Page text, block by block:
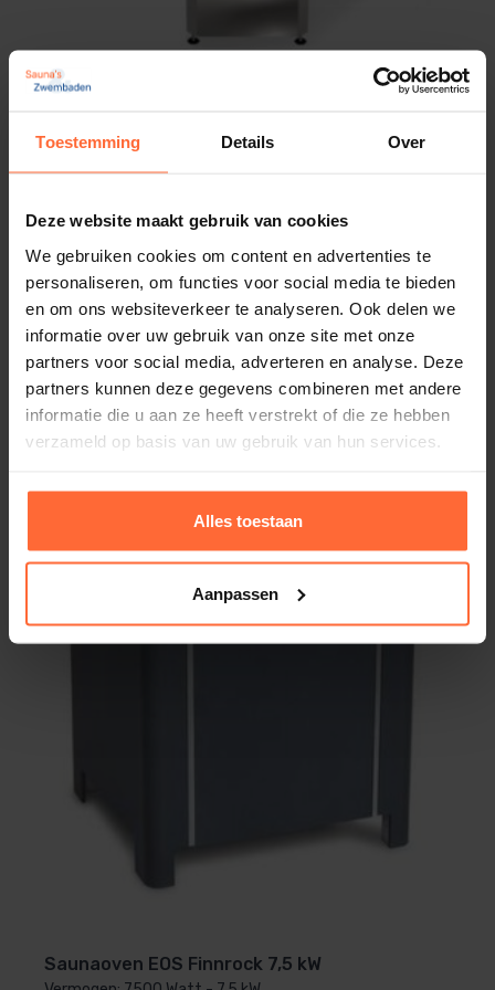
Toestemming Details Over
Deze website maakt gebruik van cookies
We gebruiken cookies om content en advertenties te
personaliseren, om functies voor social media te bieden
en om ons websiteverkeer te analyseren. Ook delen we
informatie over uw gebruik van onze site met onze
partners voor social media, adverteren en analyse. Deze
partners kunnen deze gegevens combineren met andere
informatie die u aan ze heeft verstrekt of die ze hebben
verzameld op basis van uw gebruik van hun services.
Alles toestaan
Aanpassen
vandaag nog!
Met deSawo Krios Ni2
haal je kwaliteit, efficiëntie
Bestel eenvoudig online via
saunasessies.
60 × 35 × 45 cm
Vermogen: 6000 Watt - 6,0 kW
Inhoud sauna's: 6 – 8 m³
Saunaoven EOS Finnrock 7,5 kW